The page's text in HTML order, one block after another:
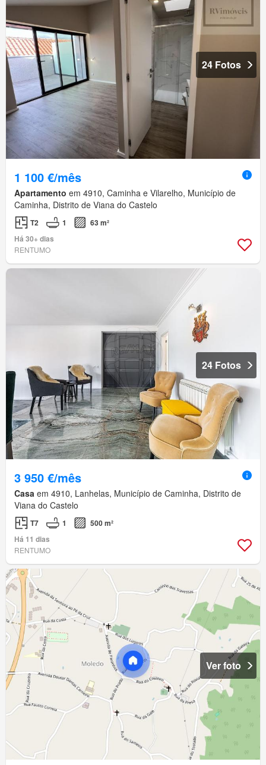
24 Fotos
1 100 €/mês
Apartamento em 4910, Caminha e Vilarelho, Município de
Caminha, Distrito de Viana do Castelo
T2 1
63 m²
Há 30+ dias
RENTUMO
24 Fotos
3 950 €/mês
Casa em 4910, Lanhelas, Município de Caminha, Distrito de
Viana do Castelo
T7 1
500 m²
Há 11 dias
RENTUMO
Ver foto